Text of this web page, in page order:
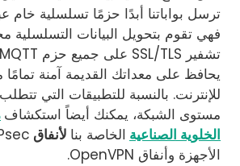
ترسل بواباتنا أبدًا حزمًا تسلسلية خام
فهي تقوم بتحويل البيانات التسلسلية
يحافظ على معداتك القديمة آمنة
للإنترنت. بالنسبة للتطبيقات التي
مستوى الشبكة، يمكنك أيضاً استكشاف
الخلوية الصناعية الخاصة بنا لأنفاق
الأجهزة وأنفاق OpenVPN.